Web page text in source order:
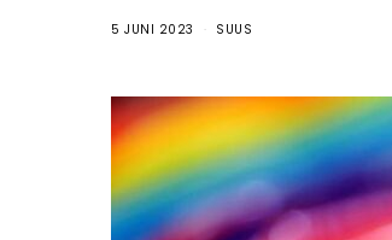
5 JUNI 2023 SUUS